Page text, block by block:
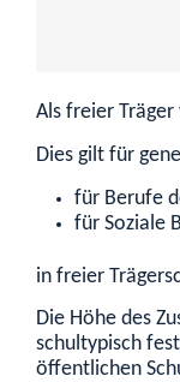
Als freier Träger
Dies gilt für
für Berufe
für Soziale
in freier
Die Höhe des
schultypisch
öffentlichen